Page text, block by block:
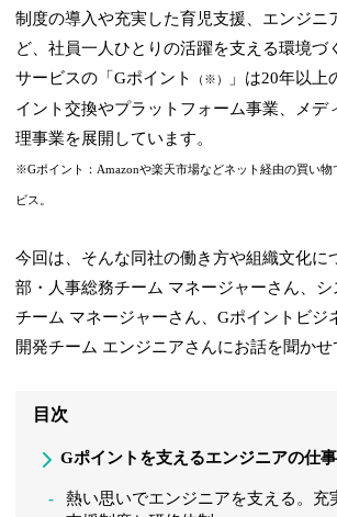
制度の導入や充実した育児支援、エンジニ
ど、社員一人ひとりの活躍を支える環境づ
サービスの「Gポイント
（※）
」は20年以上
イント交換やプラットフォーム事業、メデ
理事業を展開しています。
※Gポイント：Amazonや楽天市場などネット経由の買い物
ビス。
今回は、そんな同社の働き方や組織文化に
部・人事総務チーム マネージャーさん、シ
チーム マネージャーさん、Gポイントビジ
開発チーム エンジニアさんにお話を聞か
目次
Gポイントを支えるエンジニアの仕
熱い思いでエンジニアを支える。充